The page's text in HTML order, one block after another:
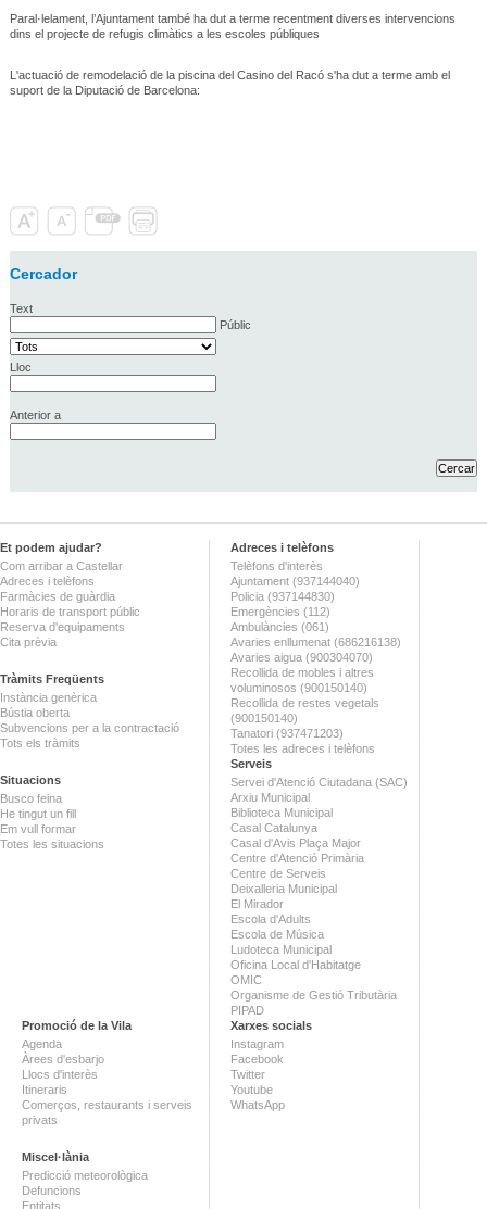
Paral·lelament, l’Ajuntament també ha dut a terme recentment diverses intervencions
dins el projecte de refugis climàtics a les escoles públiques
L'actuació de remodelació de la piscina del Casino del Racó s'ha dut a terme amb el
suport de la Diputació de Barcelona:
Cercador
Text
Públic
Lloc
Anterior a
Et podem ajudar?
Com arribar a Castellar
Adreces i telèfons
Farmàcies de guàrdia
Horaris de transport públic
Reserva d'equipaments
Cita prèvia
Tràmits Freqüents
Instància genèrica
Bústia oberta
Subvencions per a la contractació
Tots els tràmits
Situacions
Busco feina
He tingut un fill
Em vull formar
Totes les situacions
Adreces i telèfons
Telèfons d'interès
Ajuntament (937144040)
Policia (937144830)
Emergències (112)
Ambulàncies (061)
Avaries enllumenat (686216138)
Avaries aigua (900304070)
Recollida de mobles i altres
voluminosos (900150140)
Recollida de restes vegetals
(900150140)
Tanatori (937471203)
Totes les adreces i telèfons
Serveis
Servei d'Atenció Ciutadana (SAC)
Arxiu Municipal
Biblioteca Municipal
Casal Catalunya
Casal d'Avis Plaça Major
Centre d'Atenció Primària
Centre de Serveis
Deixalleria Municipal
El Mirador
Escola d'Adults
Escola de Música
Ludoteca Municipal
Oficina Local d'Habitatge
OMIC
Organisme de Gestió Tributària
PIPAD
Promoció de la Vila
Agenda
Àrees d'esbarjo
Llocs d'interès
Itineraris
Comerços, restaurants i serveis
privats
Miscel·lània
Predicció meteorològica
Defuncions
Entitats
Xarxes socials
Instagram
Facebook
Twitter
Youtube
WhatsApp